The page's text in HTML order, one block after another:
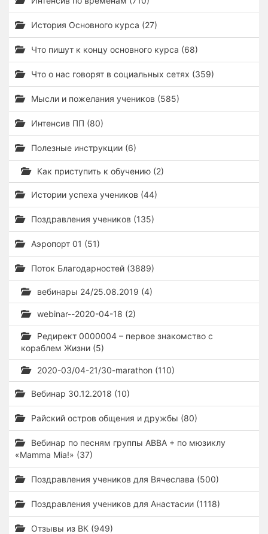
История Основного курса (27)
Что пишут к концу основного курса (68)
Что о нас говорят в социальных сетях (359)
Мысли и пожелания учеников (585)
Интенсив ПП (80)
Полезные инструкции (6)
Как приступить к обучению (2)
Истории успеха учеников (44)
Поздравления учеников (135)
Аэропорт 01 (51)
Поток Благодарностей (3889)
вебинары 24/25.08.2019 (4)
webinar--2020-04-18 (2)
Редирект 0000004 – первое знакомство с
кораблем Жизни (5)
2020-03/04-21/30-marathon (110)
Вебинар 30.12.2018 (10)
Райский остров общения и дружбы (80)
Вебинар по песням группы ABBA + по мюзиклу
«Mamma Mia!» (37)
Поздравления учеников для Вячеслава (500)
Поздравления учеников для Анастасии (1118)
Отзывы из ВК (949)